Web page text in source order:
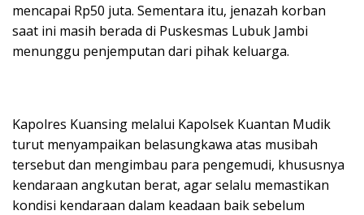
mencapai Rp50 juta. Sementara itu, jenazah korban
saat ini masih berada di Puskesmas Lubuk Jambi
menunggu penjemputan dari pihak keluarga.
Kapolres Kuansing melalui Kapolsek Kuantan Mudik
turut menyampaikan belasungkawa atas musibah
tersebut dan mengimbau para pengemudi, khususnya
kendaraan angkutan berat, agar selalu memastikan
kondisi kendaraan dalam keadaan baik sebelum